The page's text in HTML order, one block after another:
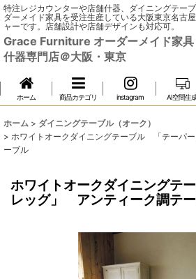
特注レジカウンターや店舗什器、ダイニングテー
ダーメイド家具を受注生産している大阪東京名古
ャーです。店舗設計や店舗デザインも対応可。
Grace Furniture オーダーメイド家具
什器専門店＠大阪・東京
ホーム 商品カテゴリ instagram AI空間生
ホーム > ダイニングテーブル（オーク）
> ホワイトオークダイニングテーブル 「テーパ
ーブル
ホワイトオークダイニングテ
レッグ」 アンティーク調テ